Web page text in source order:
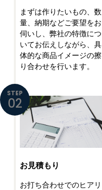
まずは作りたいもの、数
量、納期などご要望をお
伺いし、弊社の特徴につ
いてお伝えしながら、具
体的な商品イメージの擦
り合わせを行います。
STEP
02
お見積もり
お打ち合わせでのヒアリ